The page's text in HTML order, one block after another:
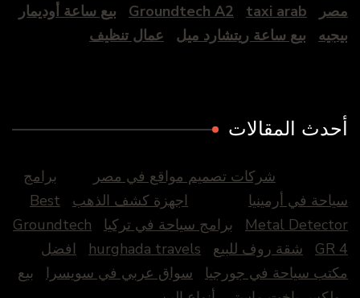
مصر
Groundtech A2 taxi arab
بيع ساعة أوديمار
بيجيه
بيع ساعة ريتشارد ميل عمال تنظيف
أحدث المقالات
شركات تصميم مواقع في مصر
برامج
سياحة في أرمينيا
اجهزة كشف الذهب
Best
Metal Detector
برامج سياحة في تركيا
Groundtech
GR 4
شقة روف للبيع hurghada travels
افضل
مكتب سياحة في جورجيا
سواق عربي في سويسرا
بيع